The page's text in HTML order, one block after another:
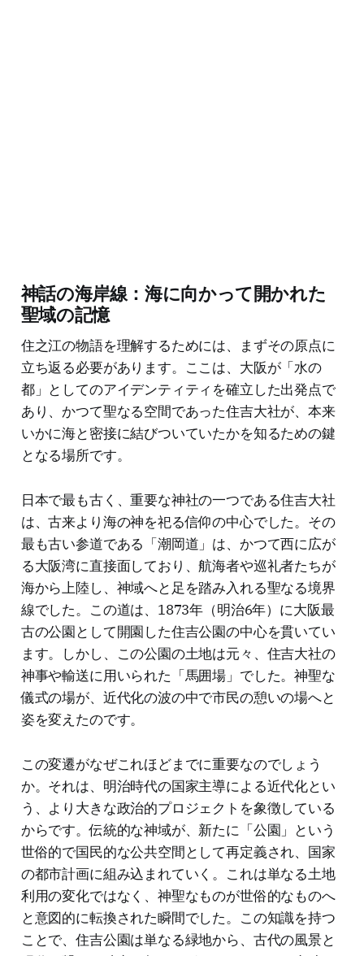
神話の海岸線：海に向かって開かれた
聖域の記憶
住之江の物語を理解するためには、まずその原点に
立ち返る必要があります。ここは、大阪が「水の
都」としてのアイデンティティを確立した出発点で
あり、かつて聖なる空間であった住吉大社が、本来
いかに海と密接に結びついていたかを知るための鍵
となる場所です。
日本で最も古く、重要な神社の一つである住吉大社
は、古来より海の神を祀る信仰の中心でした。その
最も古い参道である「潮岡道」は、かつて西に広が
る大阪湾に直接面しており、航海者や巡礼者たちが
海から上陸し、神域へと足を踏み入れる聖なる境界
線でした。この道は、1873年（明治6年）に大阪最
古の公園として開園した住吉公園の中心を貫いてい
ます。しかし、この公園の土地は元々、住吉大社の
神事や輸送に用いられた「馬囲場」でした。神聖な
儀式の場が、近代化の波の中で市民の憩いの場へと
姿を変えたのです。
この変遷がなぜこれほどまでに重要なのでしょう
か。それは、明治時代の国家主導による近代化とい
う、より大きな政治的プロジェクトを象徴している
からです。伝統的な神域が、新たに「公園」という
世俗的で国民的な公共空間として再定義され、国家
の都市計画に組み込まれていく。これは単なる土地
利用の変化ではなく、神聖なものが世俗的なものへ
と意図的に転換された瞬間でした。この知識を持つ
ことで、住吉公園は単なる緑地から、古代の風景と